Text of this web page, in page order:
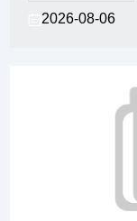
2026-08-06